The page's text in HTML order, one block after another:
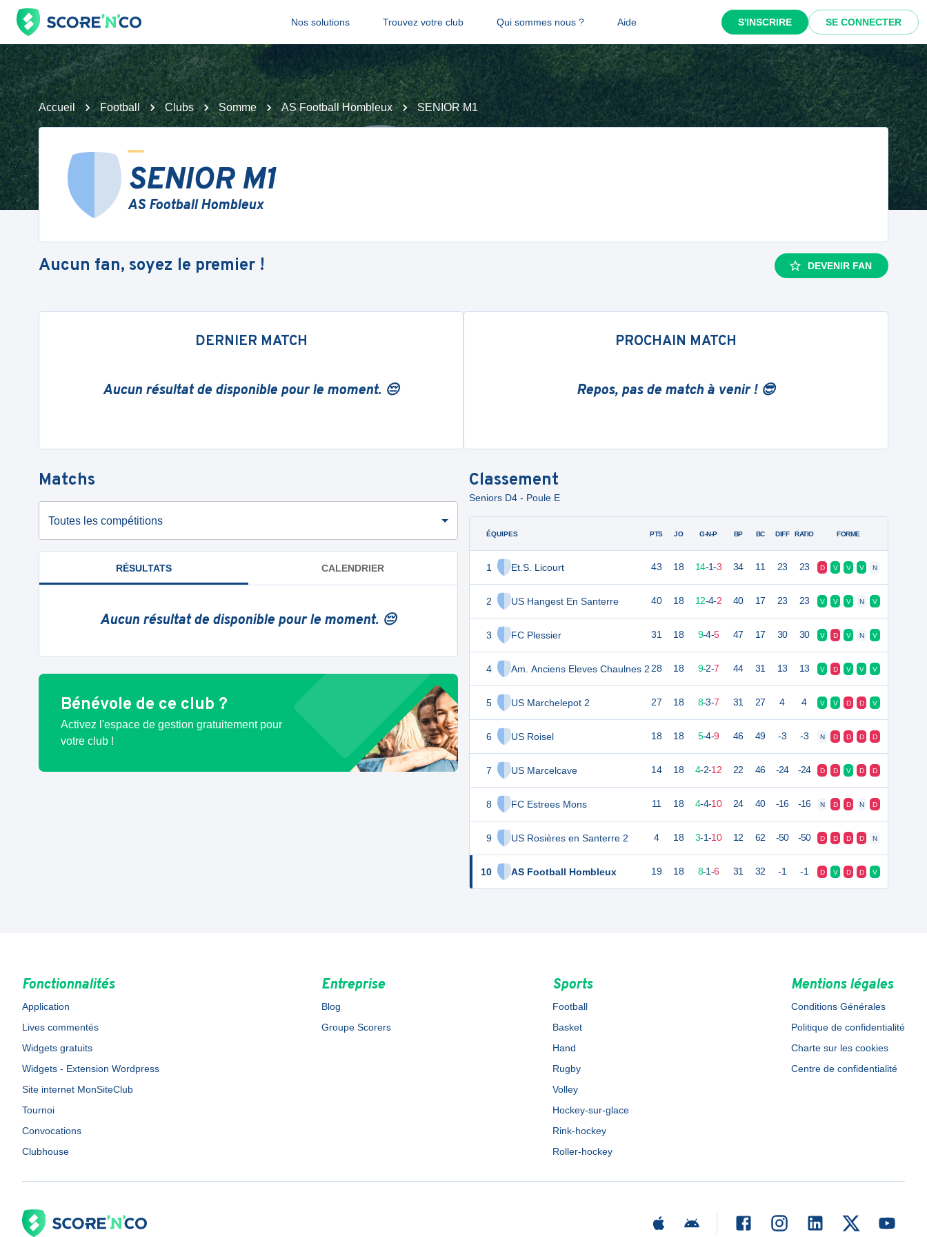
Nos solutions Trouvez votre club Qui sommes nous ? Aide S'INSCRIRE SE CONNECTER
Accueil Football Clubs Somme AS Football Hombleux SENIOR M1
SENIOR M1
AS Football Hombleux
Aucun fan, soyez le premier ! DEVENIR FAN
DERNIER MATCH
Aucun résultat de disponible pour le moment. 😔
PROCHAIN MATCH
Repos, pas de match à venir ! 😎
Matchs
Toutes les compétitions
RÉSULTATS CALENDRIER
Aucun résultat de disponible pour le moment. 😔
Bénévole de ce club ?
Activez l'espace de gestion gratuitement pour
votre club !
Classement
Seniors D4 - Poule E
ÉQUIPES
1 Et.S. Licourt
2 US Hangest En Santerre
3 FC Plessier
4 Am. Anciens Eleves Chaulnes 2
5 US Marchelepot 2
6 US Roisel
7 US Marcelcave
8 FC Estrees Mons
9 US Rosières en Santerre 2
10 AS Football Hombleux
PTS JO G-N-P BP BC DIFF RATIO FORME
43 18 14-1-3 34 11 23 23 D V V V N
40 18 12-4-2 40 17 23 23 V V V N V
31 18 9-4-5 47 17 30 30 V D V N V
28 18 9-2-7 44 31 13 13 V D V V V
27 18 8-3-7 31 27 4 4 V V D D V
18 18 5-4-9 46 49 -3 -3 N D D D D
14 18 4-2-12 22 46 -24 -24 D D V D D
11 18 4-4-10 24 40 -16 -16 N D D N D
4 18 3-1-10 12 62 -50 -50 D D D D N
19 18 8-1-6 31 32 -1 -1 D V D D V
Fonctionnalités
Application
Lives commentés
Widgets gratuits
Widgets - Extension Wordpress
Site internet MonSiteClub
Tournoi
Convocations
Clubhouse
Entreprise
Blog
Groupe Scorers
Sports
Football
Basket
Hand
Rugby
Volley
Hockey-sur-glace
Rink-hockey
Roller-hockey
Mentions légales
Conditions Générales
Politique de confidentialité
Charte sur les cookies
Centre de confidentialité